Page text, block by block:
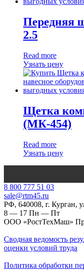
Передняя
2.5
Read more
Узнать цену
Щетка
(МК-454)
Read more
Узнать цену
‎8 800 777 51 03
sale@rtm45.ru
РФ, 640008, г. Курган,
8 — 17 Пн — Пт
ООО «РостТехМаш»
Сводная ведомость
оценки условий труда
Политика обработки